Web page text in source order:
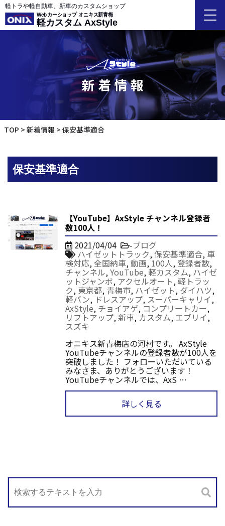
軽トラや軽自動車、新車のカスタムショップ
Webカーショップ オニキス新青梅
軽カスタム AxStyle
新着情報
TOP 新着情報 保安基準適合
保安基準適合
【YouTube】AxStyle チャンネル登録者
数100人！
2021/04/04 -ブログ
ハイゼットトラック,保安基準適合, 車
検対応,全国納車,動画,100人,登録者数,
チャンネル,YouTube,軽カスタム, ハイゼ
ットジャンボ, アクセルオート, 軽トラッ
ク, 東京都, 青梅市, ハイゼット, ダイハツ,
軽バン, ドレスアップ, スーパーキャリイ,
AxStyle, チョイアゲ, コンプリートカー,
リフトアップ,新車,カスタム, エブリイ,
スズキ
オニキス新青梅店の河村です。 AxStyle
YouTubeチャンネルの登録者数が100人を
突破しました！ フォローいただいている
みなさま、ありがとうございます！
YouTubeチャンネルでは、AxS …
詳しく見る